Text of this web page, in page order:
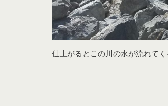
仕上がるとこの川の水が流れて